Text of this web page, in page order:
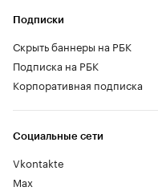
Социальные сети
Vkontakte
Max
Подписки
Скрыть баннеры на РБК
Подписка на РБК
Корпоративная подписка